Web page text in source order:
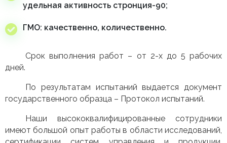
удельная активность стронция-90;
ГМО: качественно, количественно.
Срок выполнения работ – от 2-х до 5 рабочих
дней.
По результатам испытаний выдается документ
государственного образца – Протокол испытаний.
Наши высококвалифицированные сотрудники
имеют большой опыт работы в области исследований,